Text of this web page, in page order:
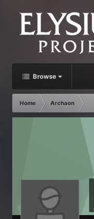
Browse
Home Archaon